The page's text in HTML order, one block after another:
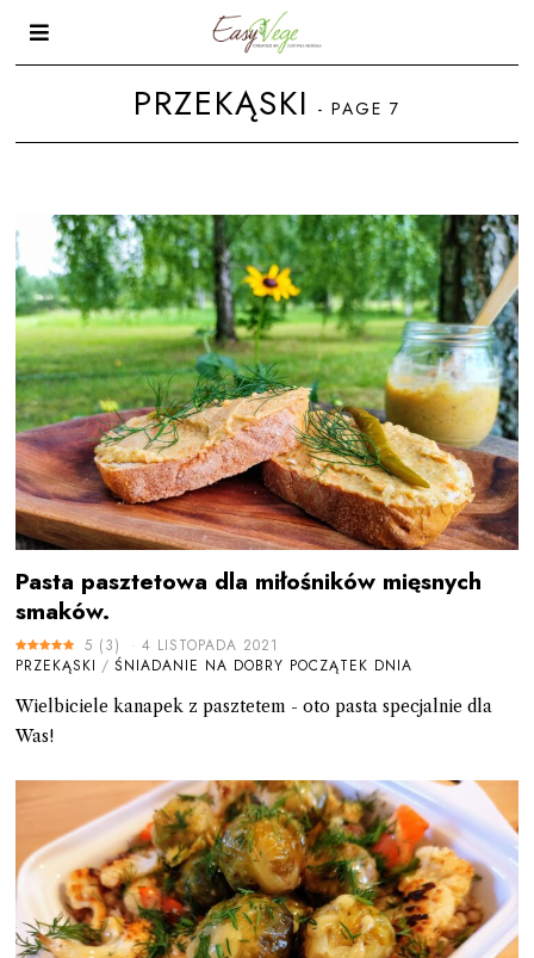
PRZEKĄSKI - PAGE 7
Pasta pasztetowa dla miłośników mięsnych
smaków.
5 (3)
4 LISTOPADA 2021
PRZEKĄSKI / ŚNIADANIE NA DOBRY POCZĄTEK DNIA
Wielbiciele kanapek z pasztetem - oto pasta specjalnie dla
Was!